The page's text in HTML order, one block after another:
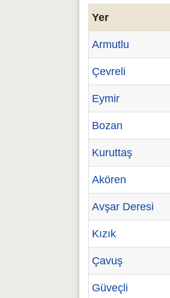
Yer
Armutlu
Çevreli
Eymir
Bozan
Kuruttaş
Akören
Avşar Deresi
Kızık
Çavuş
Güveçli